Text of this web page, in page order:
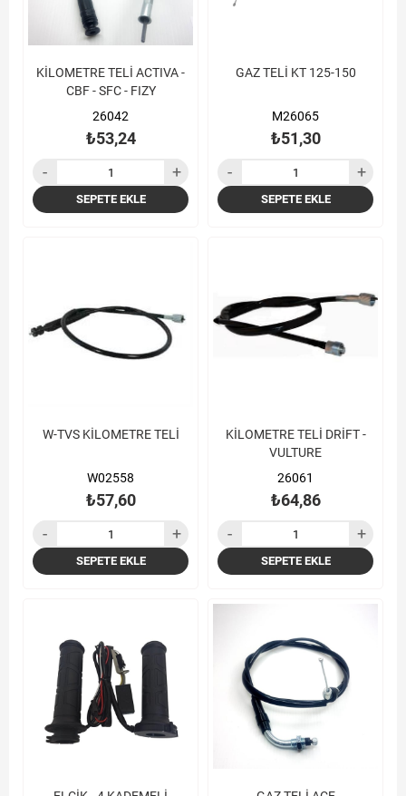
KİLOMETRE TELİ ACTIVA -
CBF - SFC - FIZY
26042
₺53,24
SEPETE EKLE
GAZ TELİ KT 125-150
M26065
₺51,30
SEPETE EKLE
W-TVS KİLOMETRE TELİ
W02558
₺57,60
SEPETE EKLE
KİLOMETRE TELİ DRİFT -
VULTURE
26061
₺64,86
SEPETE EKLE